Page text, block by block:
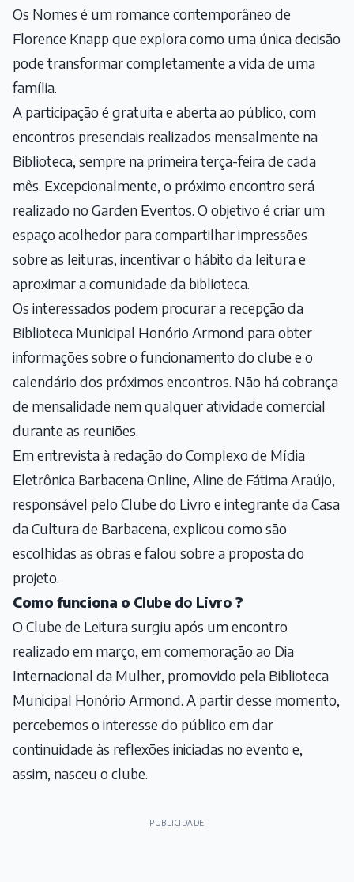
Os Nomes é um romance contemporâneo de
Florence Knapp que explora como uma única decisão
pode transformar completamente a vida de uma
família.
A participação é gratuita e aberta ao público, com
encontros presenciais realizados mensalmente na
Biblioteca, sempre na primeira terça-feira de cada
mês. Excepcionalmente, o próximo encontro será
realizado no Garden Eventos. O objetivo é criar um
espaço acolhedor para compartilhar impressões
sobre as leituras, incentivar o hábito da leitura e
aproximar a comunidade da biblioteca.
Os interessados podem procurar a recepção da
Biblioteca Municipal Honório Armond para obter
informações sobre o funcionamento do clube e o
calendário dos próximos encontros. Não há cobrança
de mensalidade nem qualquer atividade comercial
durante as reuniões.
Em entrevista à redação do Complexo de Mídia
Eletrônica Barbacena Online, Aline de Fátima Araújo,
responsável pelo Clube do Livro e integrante da Casa
da Cultura de Barbacena, explicou como são
escolhidas as obras e falou sobre a proposta do
projeto.
Como funciona o Clube do Livro?
O Clube de Leitura surgiu após um encontro
realizado em março, em comemoração ao Dia
Internacional da Mulher, promovido pela Biblioteca
Municipal Honório Armond. A partir desse momento,
percebemos o interesse do público em dar
continuidade às reflexões iniciadas no evento e,
assim, nasceu o clube.
PUBLICIDADE